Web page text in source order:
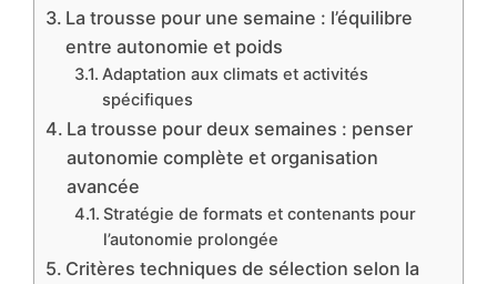
La trousse pour une semaine : l’équilibre
entre autonomie et poids
Adaptation aux climats et activités
spécifiques
La trousse pour deux semaines : penser
autonomie complète et organisation
avancée
Stratégie de formats et contenants pour
l’autonomie prolongée
Critères techniques de sélection selon la